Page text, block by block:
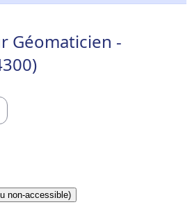
Géomaticien -
non-accessible)